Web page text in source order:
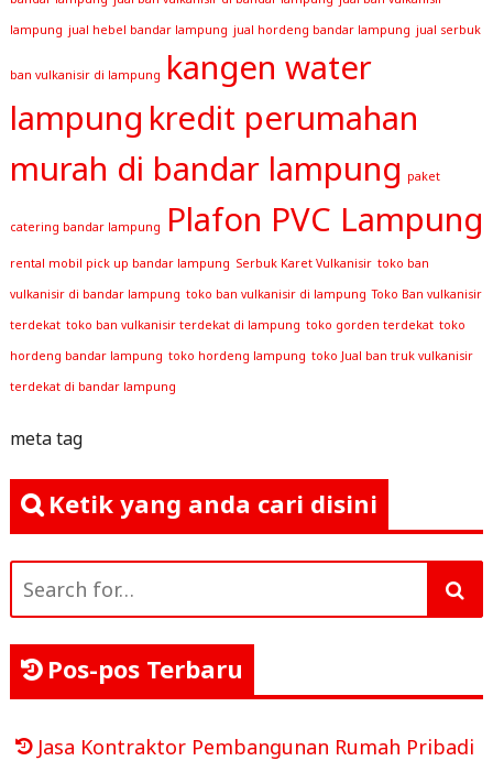
lampung jual hebel bandar lampung jual hordeng bandar lampung jual serbuk
ban vulkanisir di lampung kangen water
lampung kredit perumahan
murah di bandar lampung paket
catering bandar lampung Plafon PVC Lampung
rental mobil pick up bandar lampung Serbuk Karet Vulkanisir toko ban
vulkanisir di bandar lampung toko ban vulkanisir di lampung Toko Ban vulkanisir
terdekat toko ban vulkanisir terdekat di lampung toko gorden terdekat toko
hordeng bandar lampung toko hordeng lampung toko Jual ban truk vulkanisir
terdekat di bandar lampung
meta tag
Ketik yang anda cari disini
for:
Pos-pos Terbaru
Jasa Kontraktor Pembangunan Rumah Pribadi